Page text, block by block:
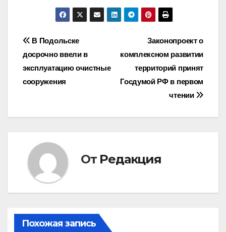
Навигация
по
записям
Законопроект о
комплексном развитии
территорий принят
Госдумой РФ в первом
чтении
В Подольске
досрочно ввели в
эксплуатацию очистные
сооружения
От Редакция
Похожая запись